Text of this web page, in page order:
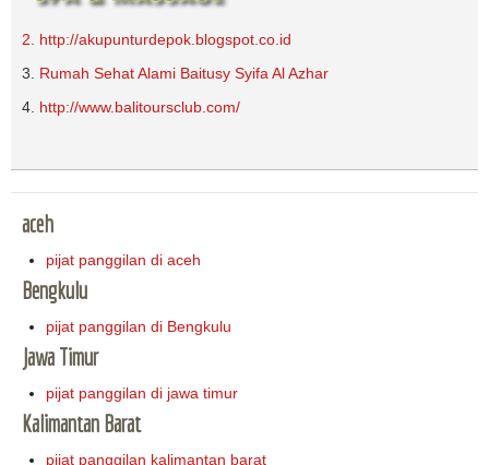
2. http://akupunturdepok.blogspot.co.id
3. Rumah Sehat Alami Baitusy Syifa Al Azhar
4. http://www.balitoursclub.com/
aceh
pijat panggilan di aceh
Bengkulu
pijat panggilan di Bengkulu
Jawa Timur
pijat panggilan di jawa timur
Kalimantan Barat
pijat panggilan kalimantan barat